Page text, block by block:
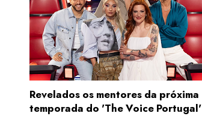
Revelados os mentores da próxima
temporada do 'The Voice Portugal'